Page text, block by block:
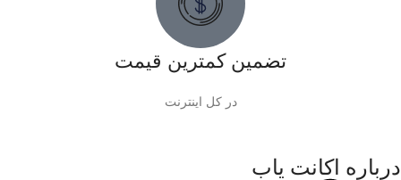
تضمین کمترین قیمت
در کل اینترنت
درباره اکانت یاب